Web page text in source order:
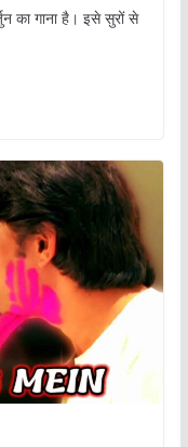
का गाना है। इसे सुरों से